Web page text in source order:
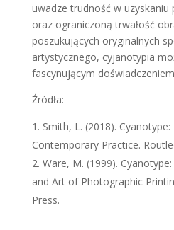
uwadze trudność w
oraz ograniczoną trwałość
poszukujących oryginalnych
artystycznego, cyjanotypia
fascynującym
Źródła:
Smith, L. (2018).
Contemporary Practice.
Ware, M. (1999).
and Art of Photographic
Press.